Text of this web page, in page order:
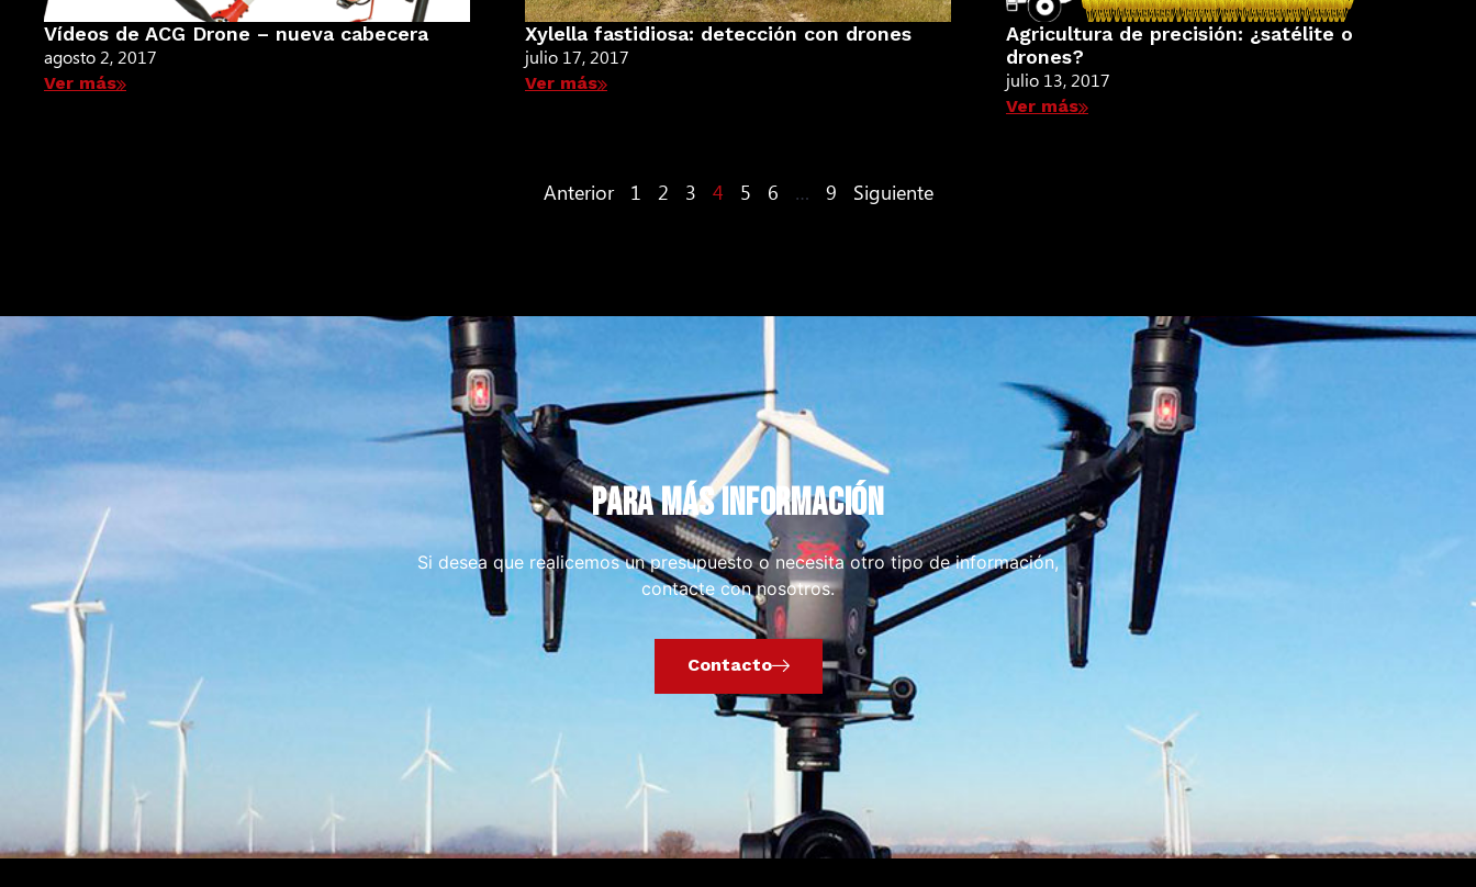
Vídeos de ACG Drone – nueva cabecera
agosto 2, 2017
Ver más
Xylella fastidiosa: detección con drones
julio 17, 2017
Ver más
Agricultura de precisión: ¿satélite o
drones?
julio 13, 2017
Ver más
Anterior 1 2 3 4 5 6 … 9 Siguiente
PARA MÁS INFORMACIÓN
Si desea que realicemos un presupuesto o necesita otro tipo de información,
contacte con nosotros.
Contacto